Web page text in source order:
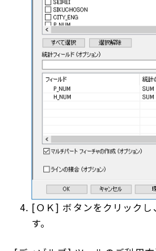
[ＯＫ] ボタンをクリックし
す。